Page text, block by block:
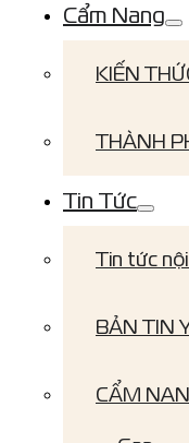
Cẩm Nang
KIẾN
THÀNH
Tin Tức
Tin tức
BẢN TIN
CẨM